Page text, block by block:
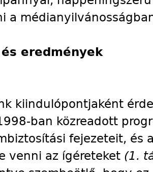
a
eredmények
kiindulópontjaként
ban közreadott
fejezeteit, és
venni az ígéreteket (1.